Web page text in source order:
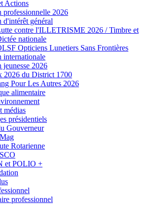
Actions
professionnelle 2026
d'intérêt général
contre l'ILLETRISME 2026 / Timbre et
nationale
Opticiens Lunetiers Sans Frontières
internationale
jeunesse 2026
2026 du District 1700
Pour Les Autres 2026
alimentaire
médias
présidentiels
Gouverneur
Rotarienne
et POLIO +
professionnel